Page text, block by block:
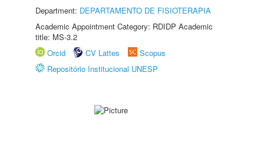
Department: DEPARTAMENTO DE FISIOTERAPIA
Academic Appointment Category: RDIDP Academic
title: MS-3.2
Orcid
CV Lattes
Scopus
Repositório Institucional UNESP